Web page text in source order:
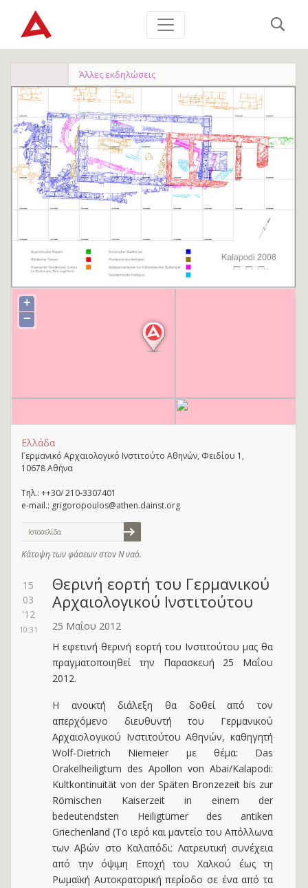
Άλλες εκδηλώσεις
+
−
Ελλάδα
Γερμανικό Αρχαιολογικό Ινστιτούτο Αθηνών, Φειδίου 1,
10678 Αθήνα
Τηλ.: ++30/ 210-3307401
e-mail.: grigoropoulos@athen.dainst.org
Ιστοσελίδα
Κάτοψη των φάσεων στον Ν ναό.
15
03
'12
10:31
Θερινή εορτή του Γερμανικού
Αρχαιολογικού Ινστιτούτου
25 Μαΐου 2012
Η εφετινή θερινή εορτή του Ινστιτούτου μας θα
πραγματοποιηθεί την Παρασκευή 25 Μαΐου
2012.
H ανοικτή διάλεξη θα δοθεί από τον
απερχόμενο διευθυντή του Γερμανικού
Αρχαιολογικού Ινστιτούτου Αθηνών, καθηγητή
Wolf-Dietrich Niemeier με θέμα: Das
Orakelheiligtum des Apollon von Abai/Kalapodi:
Kultkontinuität von der Späten Bronzezeit bis zur
Römischen Kaiserzeit in einem der
bedeutendsten Heiligtümer des antiken
Griechenland (Το ιερό και μαντείο του Απόλλωνα
των Αβών στο Καλαπόδι: Λατρευτική συνέχεια
από την όψιμη Εποχή του Χαλκού έως τη
Ρωμαϊκή Αυτοκρατορική περίοδο σε ένα από τα